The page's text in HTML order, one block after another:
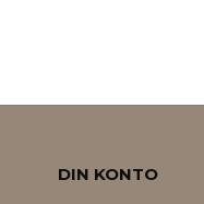
DIN KONTO